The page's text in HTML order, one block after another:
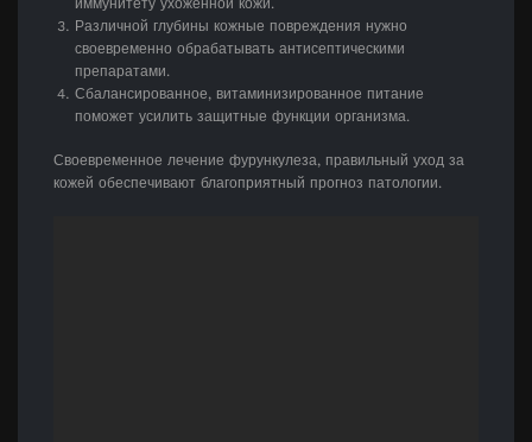
Различной глубины кожные повреждения нужно
своевременно обрабатывать антисептическими
препаратами.
Сбалансированное, витаминизированное питание
поможет усилить защитные функции организма.
Своевременное лечение фурункулеза, правильный уход за
кожей обеспечивают благоприятный прогноз патологии.